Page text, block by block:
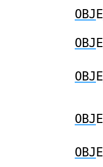
OBJ E
OBJ E
OBJ E
OBJ E
OBJ E